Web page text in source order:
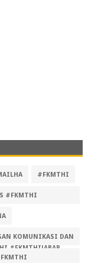
#FKMTHI
#FKMTHI
KOMUNIKASI DAN
#FKMTHIJABAR